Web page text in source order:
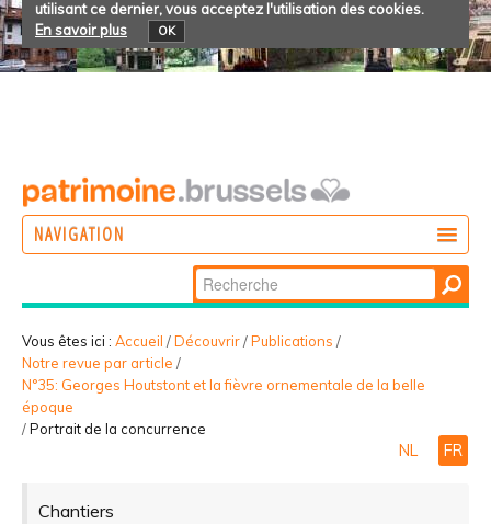
utilisant ce dernier, vous acceptez l'utilisation des cookies.
En savoir plus
OK
NAVIGATION
PARTICIPER
Chercher par
Recherche
avancée…
Vous êtes ici : Accueil /Découvrir/Publications /
Notre revue par article /
N°35: Georges Houtstont et la fièvre ornementale de la belle
époque
/Portrait de la concurrence
NL FR
Chantiers